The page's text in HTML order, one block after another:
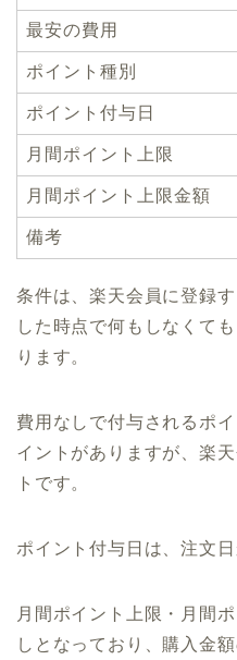
最安の費用
ポイント種別
ポイント付与日
月間ポイント上限
月間ポイント上限金額
備考
条件は、楽天会員に登録
した時点で何もしなくて
ります。
費用なしで付与されるポ
イントがありますが、楽
トです。
ポイント付与日は、注文
月間ポイント上限・月間
しとなっており、購入金